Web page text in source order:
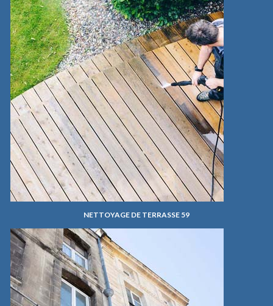
NETTOYAGE DE TERRASSE 59